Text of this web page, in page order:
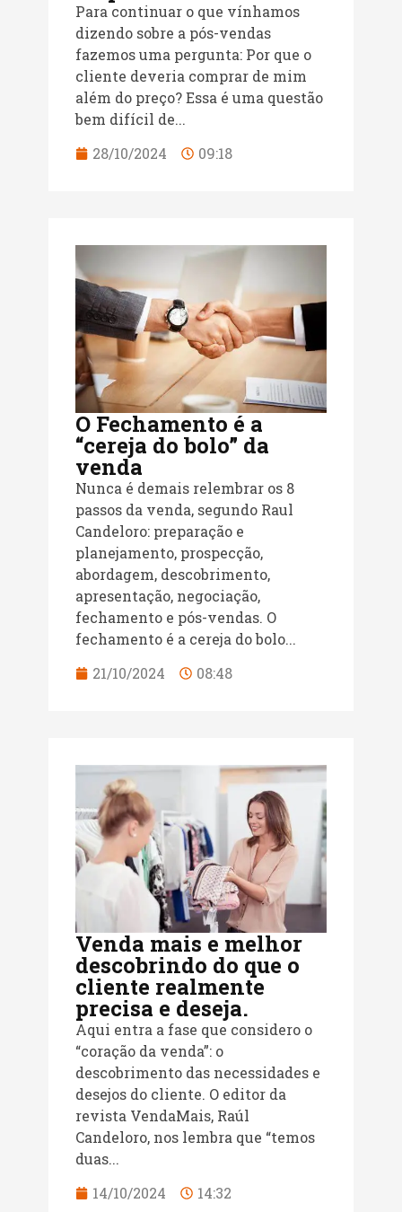
Para continuar o que vínhamos
dizendo sobre a pós-vendas
fazemos uma pergunta: Por que o
cliente deveria comprar de mim
além do preço? Essa é uma questão
bem difícil de...
28/10/2024
09:18
O Fechamento é a
“cereja do bolo” da
venda
Nunca é demais relembrar os 8
passos da venda, segundo Raul
Candeloro: preparação e
planejamento, prospecção,
abordagem, descobrimento,
apresentação, negociação,
fechamento e pós-vendas. O
fechamento é a cereja do bolo...
21/10/2024
08:48
Venda mais e melhor
descobrindo do que o
cliente realmente
precisa e deseja.
Aqui entra a fase que considero o
“coração da venda”: o
descobrimento das necessidades e
desejos do cliente. O editor da
revista VendaMais, Raúl
Candeloro, nos lembra que “temos
duas...
14/10/2024
14:32